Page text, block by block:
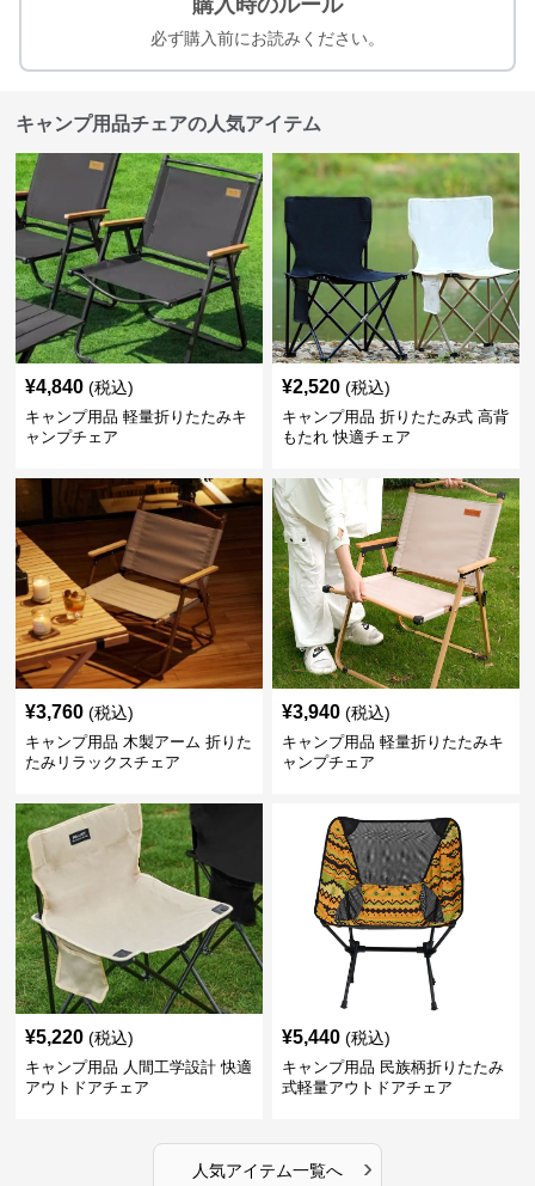
購入時のルール
必ず購入前にお読みください。
キャンプ用品チェアの人気アイテム
¥4,840 (税込)
キャンプ用品 軽量折りたたみキ
ャンプチェア
¥2,520 (税込)
キャンプ用品 折りたたみ式 高背
もたれ 快適チェア
¥3,760 (税込)
キャンプ用品 木製アーム 折りた
たみリラックスチェア
¥3,940 (税込)
キャンプ用品 軽量折りたたみキ
ャンプチェア
¥5,220 (税込)
キャンプ用品 人間工学設計 快適
アウトドアチェア
¥5,440 (税込)
キャンプ用品 民族柄折りたたみ
式軽量アウトドアチェア
人気アイテム一覧へ ›